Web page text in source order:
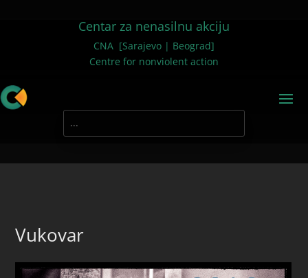
Centar za nenasilnu akciju
CNA [Sarajevo | Beograd]
Centre for nonviolent action
Vukovar